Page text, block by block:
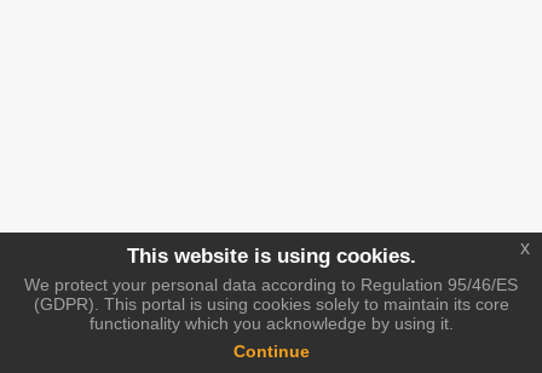
This website is using cookies.
We protect your personal data according to Regulation 95/46/ES
(GDPR). This portal is using cookies solely to maintain its core
functionality which you acknowledge by using it.
Continue
x